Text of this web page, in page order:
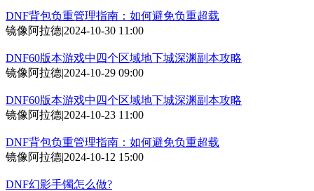
DNF背包负重管理指南：如何避免负重超载
镜像阿拉德|2024-10-30 11:00
DNF60版本游戏中四个区域地下城深渊副本攻略
镜像阿拉德|2024-10-29 09:00
DNF60版本游戏中四个区域地下城深渊副本攻略
镜像阿拉德|2024-10-23 11:00
DNF背包负重管理指南：如何避免负重超载
镜像阿拉德|2024-10-12 15:00
DNF幻影手镯怎么做?